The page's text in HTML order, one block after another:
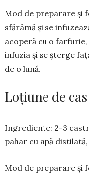
Mod de prepara­re și
sfărâmă și se
acoperă cu o
infuzia și se şter­ge
de o lună.
Loțiune de
Ingrediente: 2-3
pahar cu apă
Mod de preparare și